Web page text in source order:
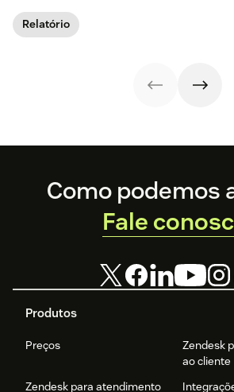
melhorar
decisões.
Relatório
empresa.
Footer
Produtos
Preços
Zendesk
ao cliente
Zendesk para atendimento
Como podemos
Fale